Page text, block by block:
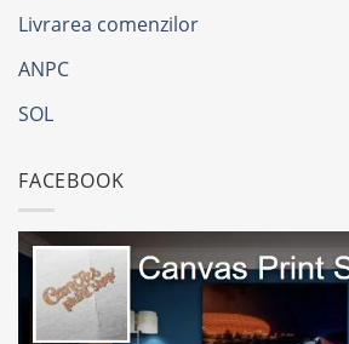
Livrarea comenzilor
ANPC
SOL
FACEBOOK